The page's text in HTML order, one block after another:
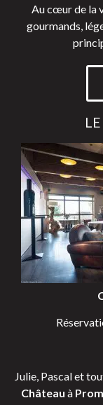
Au cœur de la
gourmands,
Julie, Pascal et
Château à